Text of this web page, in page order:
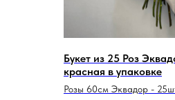
Букет из 25 Роз
красная в упаковке
Розы 60см Эквадор -